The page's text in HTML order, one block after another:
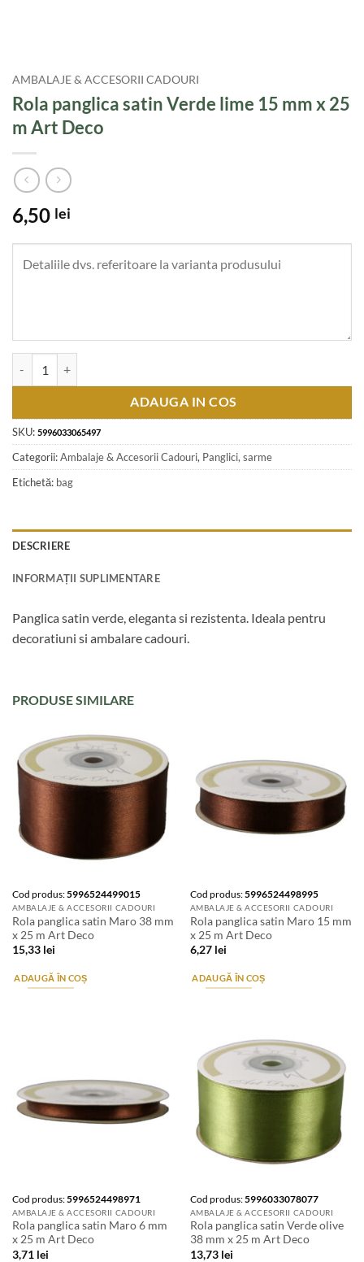
AMBALAJE & ACCESORII CADOURI
Rola panglica satin Verde lime 15 mm x 25
m Art Deco
6,50 lei
ADAUGA IN COS
SKU: 5996033065497
Categorii:Ambalaje & Accesorii Cadouri, Panglici, sarme
Etichetă: bag
DESCRIERE
INFORMAȚII SUPLIMENTARE
Panglica satin verde, eleganta si rezistenta. Ideala pentru
decoratiuni si ambalare cadouri.
PRODUSE SIMILARE
Cod produs:5996524499015
AMBALAJE & ACCESORII CADOURI
Rola panglica satin Maro 38 mm
x 25 m Art Deco
15,33 lei
ADAUGĂ ÎN COȘ
Cod produs:5996524498995
AMBALAJE & ACCESORII CADOURI
Rola panglica satin Maro 15 mm
x 25 m Art Deco
6,27 lei
ADAUGĂ ÎN COȘ
Cod produs:5996524498971
AMBALAJE & ACCESORII CADOURI
Rola panglica satin Maro 6 mm
x 25 m Art Deco
3,71 lei
Cod produs:5996033078077
AMBALAJE & ACCESORII CADOURI
Rola panglica satin Verde olive
38 mm x 25 m Art Deco
13,73 lei